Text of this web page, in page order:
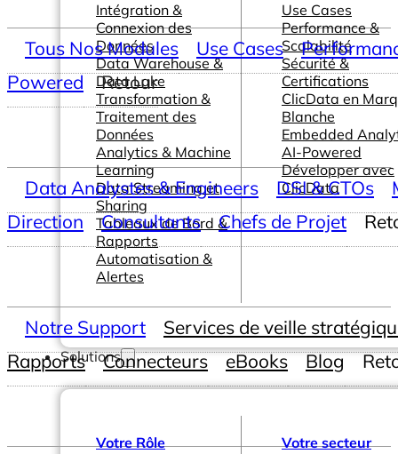
Intégration &
Connexion des
Données
Data Warehouse &
Data Lake
Transformation &
Traitement des
Données
Analytics & Machine
Learning
Data Streaming et
Sharing
Tableaux de Bord &
Rapports
Automatisation &
Alertes
Use Cases
Performance &
Scalabilité
Sécurité &
Certifications
ClicData en
Blanche
Embedded
AI-Powered
Développer avec
ClicData
Solutions
Votre Rôle
Votre secteur
Tous Nos Modules Use Cases
Powered
Retour
Data Analystes & Engineers DSI & CTOs
Direction
Consultants Chefs de Projet
Notre Support
Services de veille
Rapports
Connecteurs eBooks Blog